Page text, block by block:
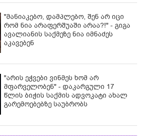
"მანიაკებო, დამპლებო, შენ არ იცი
რომ ნია არაფერშუაში არაა?!" - გიგა
ავალიანის საქმეზე ნია იმნაძეს
აკავებენ
"არის ეჭვები ვინმეს ხომ არ
მფარველობენ" - დაკარგული 17
წლის ბიჭის საქმის ადვოკატი ახალ
გარემოებებზე საუბრობს